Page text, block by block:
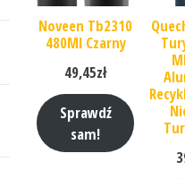
Noveen Tb2310
480Ml Czarny
49,45zł
Sprawdź
sam!